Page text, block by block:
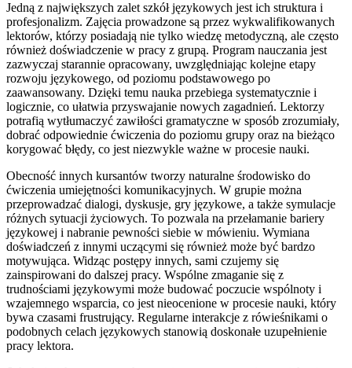
Jedną z największych zalet szkół językowych jest ich struktura i
profesjonalizm. Zajęcia prowadzone są przez wykwalifikowanych
lektorów, którzy posiadają nie tylko wiedzę metodyczną, ale często
również doświadczenie w pracy z grupą. Program nauczania jest
zazwyczaj starannie opracowany, uwzględniając kolejne etapy
rozwoju językowego, od poziomu podstawowego po
zaawansowany. Dzięki temu nauka przebiega systematycznie i
logicznie, co ułatwia przyswajanie nowych zagadnień. Lektorzy
potrafią wytłumaczyć zawiłości gramatyczne w sposób zrozumiały,
dobrać odpowiednie ćwiczenia do poziomu grupy oraz na bieżąco
korygować błędy, co jest niezwykle ważne w procesie nauki.
Obecność innych kursantów tworzy naturalne środowisko do
ćwiczenia umiejętności komunikacyjnych. W grupie można
przeprowadzać dialogi, dyskusje, gry językowe, a także symulacje
różnych sytuacji życiowych. To pozwala na przełamanie bariery
językowej i nabranie pewności siebie w mówieniu. Wymiana
doświadczeń z innymi uczącymi się również może być bardzo
motywująca. Widząc postępy innych, sami czujemy się
zainspirowani do dalszej pracy. Wspólne zmaganie się z
trudnościami językowymi może budować poczucie wspólnoty i
wzajemnego wsparcia, co jest nieocenione w procesie nauki, który
bywa czasami frustrujący. Regularne interakcje z rówieśnikami o
podobnych celach językowych stanowią doskonałe uzupełnienie
pracy lektora.